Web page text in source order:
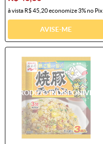
à vista R$ 45,20economize3%no Pix
AVISE-ME